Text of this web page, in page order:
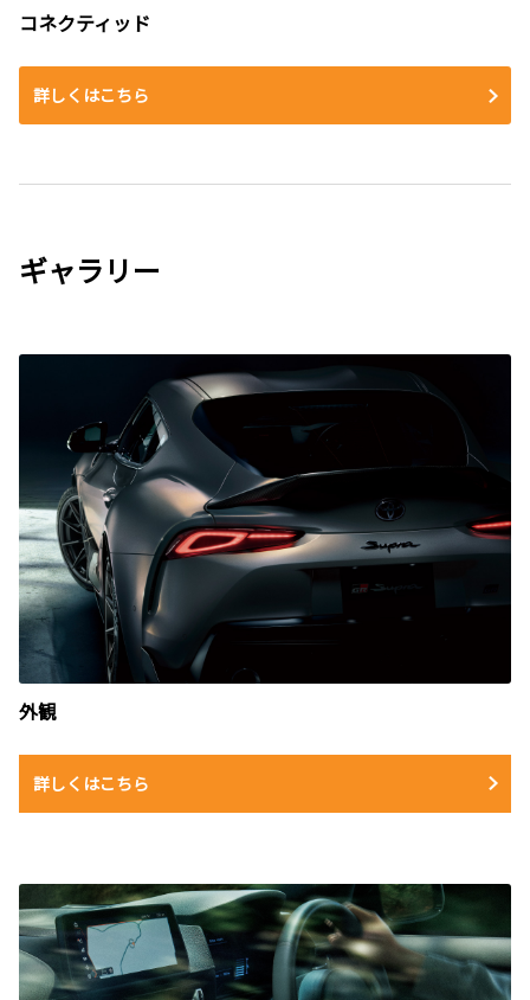
コネクティッド
詳しくはこちら
ギャラリー
外観
詳しくはこちら